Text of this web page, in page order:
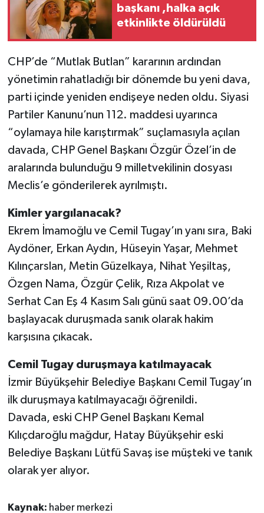
başkanı ,halka açık
etkinlikte öldürüldü
CHP’de “Mutlak Butlan” kararının ardından
yönetimin rahatladığı bir dönemde bu yeni dava,
parti içinde yeniden endişeye neden oldu. Siyasi
Partiler Kanunu’nun 112. maddesi uyarınca
“oylamaya hile karıştırmak” suçlamasıyla açılan
davada, CHP Genel Başkanı Özgür Özel’in de
aralarında bulunduğu 9 milletvekilinin dosyası
Meclis’e gönderilerek ayrılmıştı.
Kimler yargılanacak?
Ekrem İmamoğlu ve Cemil Tugay’ın yanı sıra, Baki
Aydöner, Erkan Aydın, Hüseyin Yaşar, Mehmet
Kılınçarslan, Metin Güzelkaya, Nihat Yeşiltaş,
Özgen Nama, Özgür Çelik, Rıza Akpolat ve
Serhat Can Eş 4 Kasım Salı günü saat 09.00’da
başlayacak duruşmada sanık olarak hakim
karşısına çıkacak.
Cemil Tugay duruşmaya katılmayacak
İzmir Büyükşehir Belediye Başkanı Cemil Tugay’ın
ilk duruşmaya katılmayacağı öğrenildi.
Davada, eski CHP Genel Başkanı Kemal
Kılıçdaroğlu mağdur, Hatay Büyükşehir eski
Belediye Başkanı Lütfü Savaş ise müşteki ve tanık
olarak yer alıyor.
Kaynak: haber merkezi